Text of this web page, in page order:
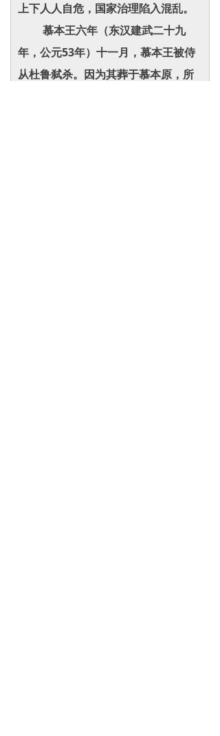
上下人人自危，国家治理陷入混乱。
慕本王六年（东汉建武二十九
年，公元53年）十一月，慕本王被侍
从杜鲁弑杀。因为其葬于慕本原，所